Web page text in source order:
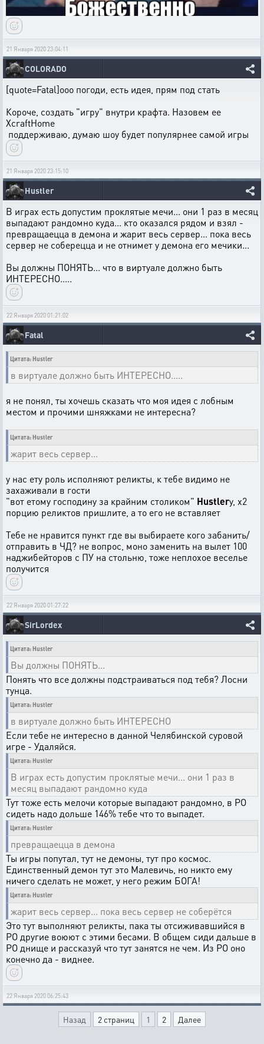
21 Января 2020 23:04:11
COLORADO
[quote=Fatal]ооо погоди, есть идея, прям под стать
Короче, создать "игру" внутри крафта. Назовем ее
XcraftHome
поддерживаю, думаю шоу будет популярнее самой игры
21 Января 2020 23:15:10
Hustler
В играх есть допустим проклятые мечи... они 1 раз в месяц
выпадают рандомно куда... кто оказался рядом и взял -
превращаецца в демона и жарит весь сервер... пока весь
сервер не соберецца и не отнимет у демона его мечики...
Вы должны ПОНЯТЬ... что в виртуале должно быть
ИНТЕРЕСНО.....
22 Января 2020 01:21:02
Fatal
Цитата: Hustler
в виртуале должно быть ИНТЕРЕСНО.....
я не понял, ты хочешь сказать что моя идея с лобным
местом и прочими шняжками не интересна?
Цитата: Hustler
жарит весь сервер...
у нас ету роль исполняют реликты, к тебе видимо не
захаживали в гости
"вот етому господину за крайним столиком" Hustlerу, х2
порцию реликтов пришлите, а то его не вставляет
Тебе не нравится пункт где вы выбираете кого забанить/
отправить в ЧД? не вопрос, моно заменить на вылет 100
наджибейторов с ПУ на стольню, тоже неплохое веселье
получится
22 Января 2020 01:27:22
SirLordex
Цитата: Hustler
Вы должны ПОНЯТЬ...
Понять что все должны подстраиваться под тебя? Лосни
тунца.
Цитата: Hustler
в виртуале должно быть ИНТЕРЕСНО
Если тебе не интересно в данной Челябинской суровой
игре - Удаляйся.
Цитата: Hustler
В играх есть допустим проклятые мечи... они 1 раз в
месяц выпадают рандомно куда
Тут тоже есть мелочи которые выпадают рандомно, в РО
сидеть надо дольше 146% тебе что то выпадет.
Цитата: Hustler
превращаецца в демона
Ты игры попутал, тут не демоны, тут про космос.
Единственный демон тут это Малевичь, но никто ему
ничего сделать не может, у него режим БОГА!
Цитата: Hustler
жарит весь сервер... пока весь сервер не соберётся
Это тут выполняют реликты, пака ты отсиживавшийся в
РО другие воюют с этими бесами. В общем сиди дальше в
РО днище и рассказуй что тут занятся не чем. Из РО оно
конечно да - виднее.
22 Января 2020 06:25:43
Назад 2 страниц 1 2 Далее